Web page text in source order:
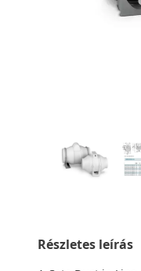
Részletes leírás